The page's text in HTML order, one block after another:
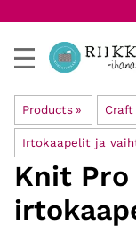
Products ‪»
Irtokaapelit ja
Knit Pro